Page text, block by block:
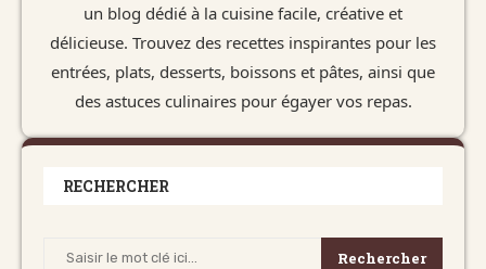
un blog dédié à la cuisine facile, créative et
délicieuse. Trouvez des recettes inspirantes pour les
entrées, plats, desserts, boissons et pâtes, ainsi que
des astuces culinaires pour égayer vos repas.
RECHERCHER
Rechercher